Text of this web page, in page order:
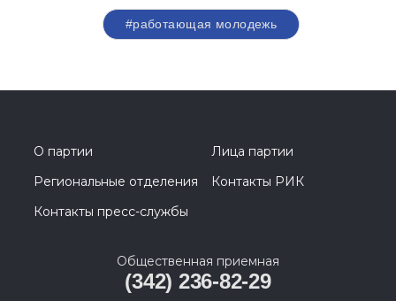
#работающая молодежь
О партии
Лица партии
Региональные отделения
Контакты РИК
Контакты пресс-службы
Общественная приемная
(342) 236-82-29